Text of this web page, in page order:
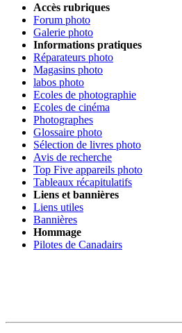
Accès rubriques
Forum photo
Galerie photo
Informations pratiques
Réparateurs photo
Magasins photo
labos photo
Ecoles de photographie
Ecoles de cinéma
Photographes
Glossaire photo
Sélection de livres photo
Avis de recherche
Top Five appareils photo
Tableaux récapitulatifs
Liens et bannières
Liens utiles
Bannières
Hommage
Pilotes de Canadairs